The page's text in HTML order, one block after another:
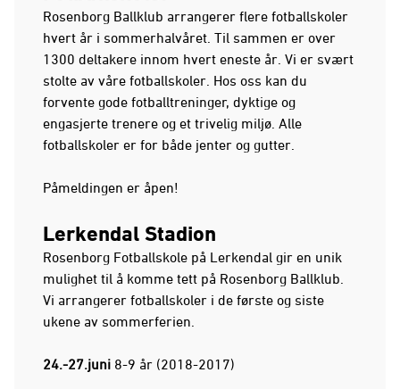
Rosenborg Ballklub arrangerer flere fotballskoler
hvert år i sommerhalvåret. Til sammen er over
1300 deltakere innom hvert eneste år. Vi er svært
stolte av våre fotballskoler. Hos oss kan du
forvente gode fotballtreninger, dyktige og
engasjerte trenere og et trivelig miljø. Alle
fotballskoler er for både jenter og gutter.
Påmeldingen er åpen!
Lerkendal Stadion
Rosenborg Fotballskole på Lerkendal gir en unik
mulighet til å komme tett på Rosenborg Ballklub.
Vi arrangerer fotballskoler i de første og siste
ukene av sommerferien.
24.-27.juni 8-9 år (2018-2017)